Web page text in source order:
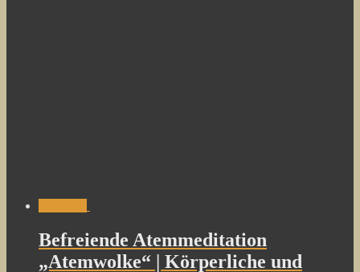
Befreiende Atemmeditation
„Atemwolke“ | Körperliche und